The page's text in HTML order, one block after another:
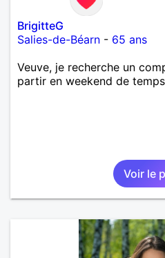
BrigitteG
Salies-de-Béarn - 65 ans
Veuve, je recherche un
partir en weekend de
Voir le